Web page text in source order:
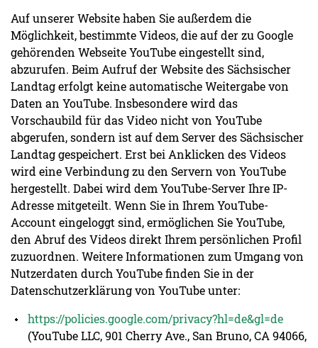
Auf unserer Website haben Sie außerdem die
Möglichkeit, bestimmte Videos, die auf der zu Google
gehörenden Webseite YouTube eingestellt sind,
abzurufen. Beim Aufruf der Website des Sächsischer
Landtag erfolgt keine automatische Weitergabe von
Daten an YouTube. Insbesondere wird das
Vorschaubild für das Video nicht von YouTube
abgerufen, sondern ist auf dem Server des Sächsischer
Landtag gespeichert. Erst bei Anklicken des Videos
wird eine Verbindung zu den Servern von YouTube
hergestellt. Dabei wird dem YouTube-Server Ihre IP-
Adresse mitgeteilt. Wenn Sie in Ihrem YouTube-
Account eingeloggt sind, ermöglichen Sie YouTube,
den Abruf des Videos direkt Ihrem persönlichen Profil
zuzuordnen. Weitere Informationen zum Umgang von
Nutzerdaten durch YouTube finden Sie in der
Datenschutzerklärung von YouTube unter:
https://policies.google.com/privacy?hl=de&gl=de
(YouTube LLC, 901 Cherry Ave., San Bruno, CA 94066,